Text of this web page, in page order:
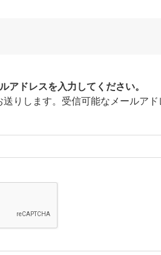
ドレスを入力してください。
りします。受信可能なメールアド